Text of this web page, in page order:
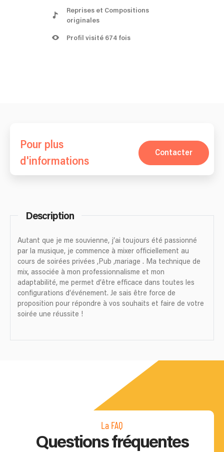
Reprises et Compositions
originales
Profil visité 674 fois
Pour plus
d'informations
Contacter
Description
Autant que je me souvienne, j’ai toujours été passionné
par la musique, je commence à mixer officiellement au
cours de soirées privées ,Pub ,mariage . Ma technique de
mix, associée à mon professionnalisme et mon
adaptabilité, me permet d’être efficace dans toutes les
configurations d’événement. Je sais être force de
proposition pour répondre à vos souhaits et faire de votre
soirée une réussite !
La FAQ
Questions fréquentes